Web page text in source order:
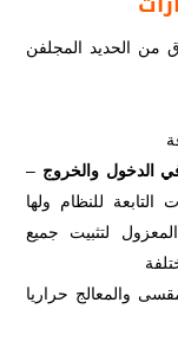
من الحديد المجلفن
الدخول والخروج –
للنظام ولها
لتثبيت جميع
والمعالج حراريا